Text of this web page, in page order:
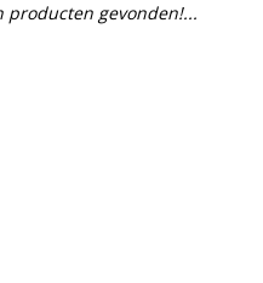
producten gevonden!...